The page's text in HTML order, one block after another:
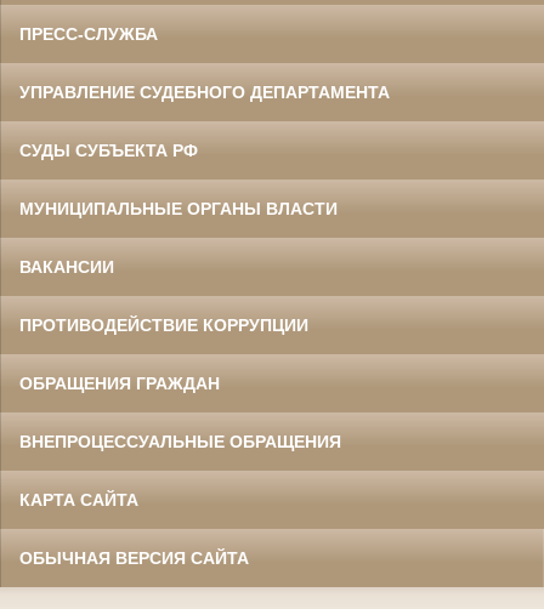
ПРЕСС-СЛУЖБА
УПРАВЛЕНИЕ СУДЕБНОГО ДЕПАРТАМЕНТА
СУДЫ СУБЪЕКТА РФ
МУНИЦИПАЛЬНЫЕ ОРГАНЫ ВЛАСТИ
ВАКАНСИИ
ПРОТИВОДЕЙСТВИЕ КОРРУПЦИИ
ОБРАЩЕНИЯ ГРАЖДАН
ВНЕПРОЦЕССУАЛЬНЫЕ ОБРАЩЕНИЯ
КАРТА САЙТА
ОБЫЧНАЯ ВЕРСИЯ САЙТА